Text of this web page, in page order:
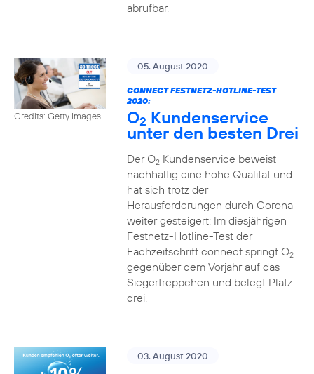
abrufbar.
Credits: Getty Images
05. August 2020
CONNECT FESTNETZ-HOTLINE-TEST
2020:
O2 Kundenservice
unter den besten Drei
Der O2Kundenservice beweist
nachhaltig eine hohe Qualität und
hat sich trotz der
Herausforderungen durch Corona
weiter gesteigert: Im diesjährigen
Festnetz-Hotline-Test der
Fachzeitschrift connect springt O2
gegenüber dem Vorjahr auf das
Siegertreppchen und belegt Platz
drei.
03. August 2020